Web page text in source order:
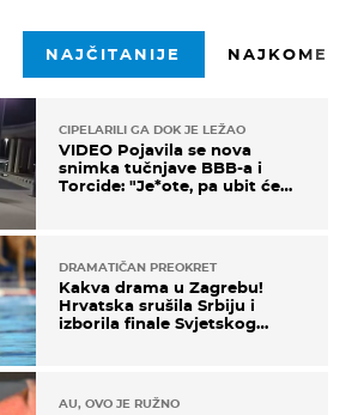
NAJČITANIJE
CIPELARILI GA DOK JE LEŽAO
VIDEO Pojavila se nova
snimka tučnjave BBB-a i
Torcide: "Je*ote, pa ubit će
DRAMATIČAN PREOKRET
Kakva drama u Zagrebu!
Hrvatska srušila Srbiju i
izborila finale Svjetskog
AU, OVO JE RUŽNO